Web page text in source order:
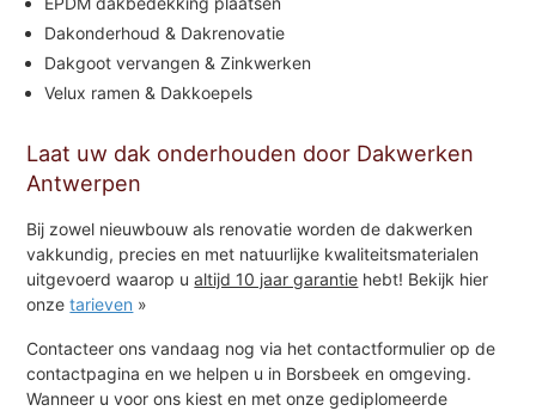
Dakonderhoud & Dakrenovatie
Dakgoot vervangen & Zinkwerken
Velux ramen & Dakkoepels
Laat uw dak onderhouden door Dakwerken
Antwerpen
Bij zowel nieuwbouw als renovatie worden de dakwerken
vakkundig, precies en met natuurlijke kwaliteitsmaterialen
uitgevoerd waarop ualtijd 10 jaar garantie hebt! Bekijk hier
onzetarieven »
Contacteer ons vandaag nog via het contactformulier op de
contactpagina en we helpen u in Borsbeek en omgeving.
Wanneer u voor ons kiest en met onze gediplomeerde